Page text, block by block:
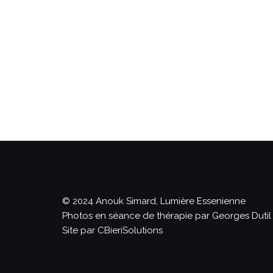
© 2024 Anouk Simard, Lumière Essenienne
Photos en séance de thérapie par Georges Dutil
Site par CBieriSolutions